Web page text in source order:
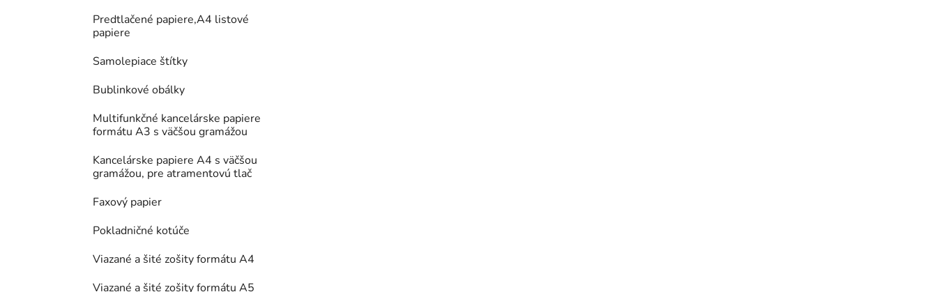
Predtlačené papiere,A4 listové
papiere
Samolepiace štítky
Bublinkové obálky
Multifunkčné kancelárske papiere
formátu A3 s väčšou gramážou
Kancelárske papiere A4 s väčšou
gramážou, pre atramentovú tlač
Faxový papier
Pokladničné kotúče
Viazané a šité zošity formátu A4
Viazané a šité zošity formátu A5